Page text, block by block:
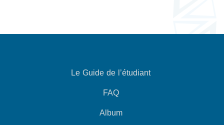
Le Guide de l’étudiant
FAQ
Album